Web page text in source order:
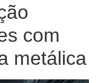
com
metálica